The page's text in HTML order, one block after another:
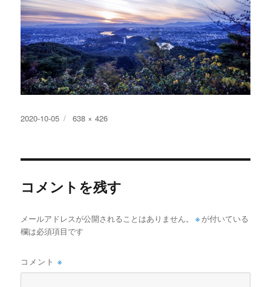
投
2020-10-05
フ
イ
638 × 426
コメントを残す
メールアドレスが公開されることはありません。 ※ が付いている
欄は必須項目です
コメント※